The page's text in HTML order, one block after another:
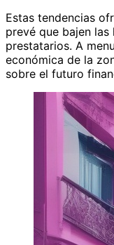
Estas tendencias
prevé que bajen
prestatarios. A
económica de la
sobre el futuro